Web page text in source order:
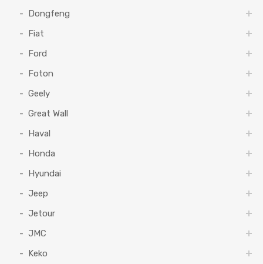
Dongfeng
Fiat
Ford
Foton
Geely
Great Wall
Haval
Honda
Hyundai
Jeep
Jetour
JMC
Keko